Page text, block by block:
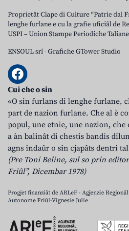
Proprietât Clape di Culture “Patrie dal
lenghe furlane e cu la grafie uficiâl de
USPI – Union Stampe Periodiche Taliane
ENSOUL srl-Grafiche GTower Studio
Cui che o sin
«O sin furlans di lenghe furlane,
part de nazion furlane. Che al è
popul, une etnie, une nazion, che
a àn balinât di chestis bandis
agns indaûr o sin cjapâts dentri
(Pre Toni Beline, sul so prin
Friûl”, Dicembar 1978)
Progjet finanziât de ARLeF - Agjenzie
Autonome Friûl-Vignesie Julie